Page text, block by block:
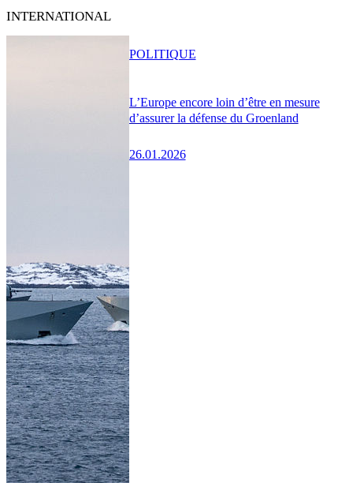
INTERNATIONAL
L’Europe encore loin d’être en mesure
d’assurer la défense du Groenland
26.01.2026
POLITIQUE